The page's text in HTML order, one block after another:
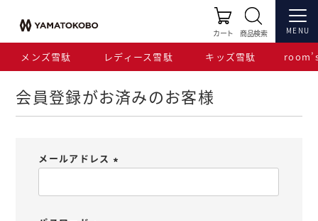
カート 商品検索
メンズ雪駄 レディース雪駄 キッズ雪駄
MENU
HOME ログイン
会員登録がお済みのお客様
メールアドレス
必